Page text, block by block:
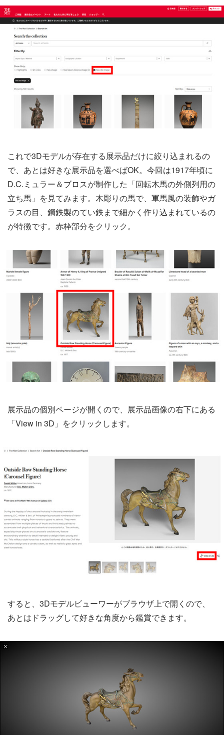
これで3Dモデルが存在する展示品だけに絞り込まれるの
で、あとは好きな展示品を選べばOK。今回は1917年頃に
D.C.ミュラー＆ブロスが制作した「回転木馬の外側列用の
立ち馬」を見てみます。木彫りの馬で、軍馬風の装飾やガ
ラスの目、鋼鉄製のてい鉄まで細かく作り込まれているの
が特徴です。赤枠部分をクリック。
展示品の個別ページが開くので、展示品画像の右下にある
「View in 3D」をクリックします。
すると、3Dモデルビューワーがブラウザ上で開くので、
あとはドラッグして好きな角度から鑑賞できます。